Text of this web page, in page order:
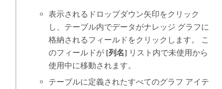
表示されるドロップダウン矢印をクリック
し、テーブル内でデータがナレッジ グラフに
格納されるフィールドをクリックします。 こ
のフィールドが [列名] リスト内で未使用から
使用中に移動されます。
テーブルに定義されたすべてのグラフ アイテ